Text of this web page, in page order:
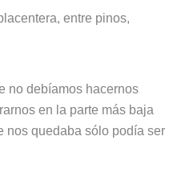
entre pinos,
no debíamos hacernos
en la parte más baja
nos quedaba sólo podía ser